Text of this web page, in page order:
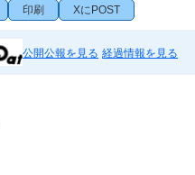
印刷 XにPOST
公開公報を見る 経過情報を見る